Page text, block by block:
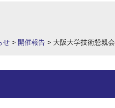
せ > 開催報告 > 大阪大学技術懇親会